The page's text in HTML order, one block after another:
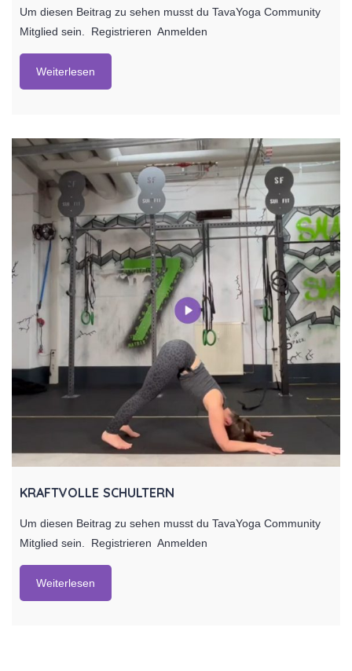
Um diesen Beitrag zu sehen musst du TavaYoga Community
Mitglied sein. Registrieren Anmelden
Weiterlesen
KRAFTVOLLE SCHULTERN
Um diesen Beitrag zu sehen musst du TavaYoga Community
Mitglied sein. Registrieren Anmelden
Weiterlesen